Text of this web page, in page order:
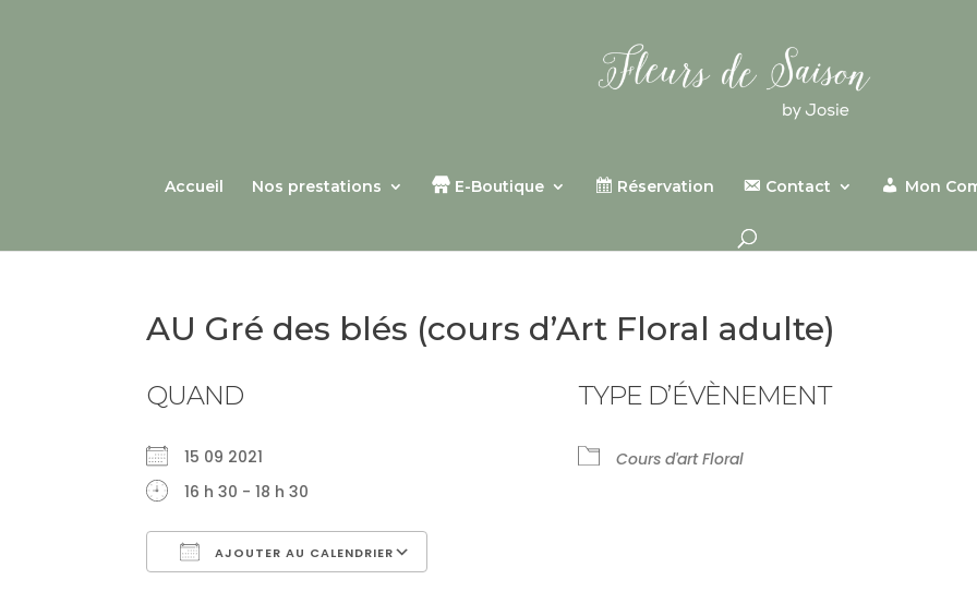
Accueil Nos prestations E-Boutique Réservation Contact Mon
AU Gré des blés (cours d’Art Floral adulte)
QUAND
15 09 2021
16 h 30 - 18 h 30
AJOUTER AU CALENDRIER
TYPE D’ÉVÈNEMENT
Cours d'art Floral